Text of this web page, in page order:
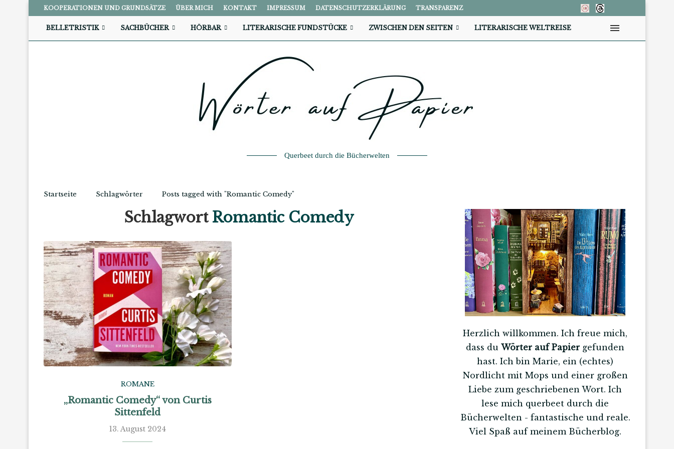
KOOPERATIONEN UND GRUNDSÄTZE ÜBER MICH KONTAKT IMPRESSUM DATENSCHUTZERKLÄRUNG TRANSPARENZ
BELLETRISTIK SACHBÜCHER HÖRBAR LITERARISCHE FUNDSTÜCKE ZWISCHEN DEN SEITEN LITERARISCHE WELTREISE
Querbeet durch die Bücherwelten
Startseite Schlagwörter Posts tagged with "Romantic Comedy"
Schlagwort Romantic Comedy
ROMANE
„Romantic Comedy“ von Curtis
Sittenfeld
13. August 2024
Herzlich willkommen. Ich freue mich,
dass du Wörter auf Papiergefunden
hast. Ich bin Marie, ein (echtes)
Nordlicht mit Mops und einer großen
Liebe zum geschriebenen Wort. Ich
lese mich querbeet durch die
Bücherwelten - fantastische und reale.
Viel Spaß auf meinem Bücherblog.